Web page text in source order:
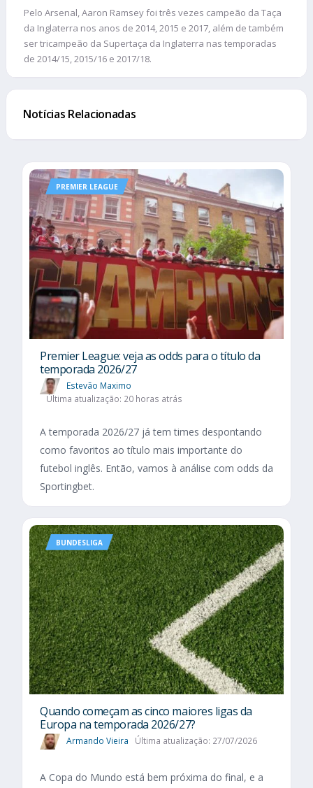
Pelo Arsenal, Aaron Ramsey foi três vezes campeão da Taça
da Inglaterra nos anos de 2014, 2015 e 2017, além de também
ser tricampeão da Supertaça da Inglaterra nas temporadas
de 2014/15, 2015/16 e 2017/18.
Notícias Relacionadas
PREMIER LEAGUE
Premier League: veja as odds para o título da
temporada 2026/27
Estevão Maximo
Última atualização: 20 horas atrás
A temporada 2026/27 já tem times despontando
como favoritos ao título mais importante do
futebol inglês. Então, vamos à análise com odds da
Sportingbet.
BUNDESLIGA
Quando começam as cinco maiores ligas da
Europa na temporada 2026/27?
Armando Vieira Última atualização: 27/07/2026
A Copa do Mundo está bem próxima do final, e a